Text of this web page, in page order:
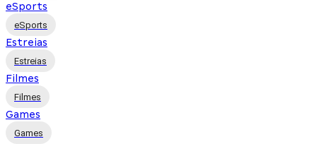
eSports
eSports
Estreias
Estreias
Filmes
Filmes
Games
Games